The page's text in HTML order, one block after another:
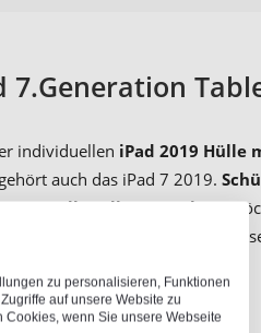
7.Generation
individuellen iPad 2019 Hülle
auch das iPad 7 2019.
Hülle selbst gestalten
und Vorstellungen. Mit
zu personalisieren, Funktionen
auf unsere Website zu
wenn Sie unsere Webseite